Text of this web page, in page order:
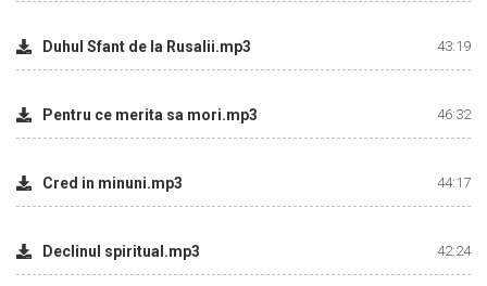
Duhul Sfant de la Rusalii.mp3 43:19
Pentru ce merita sa mori.mp3 46:32
Cred in minuni.mp3 44:17
Declinul spiritual.mp3 42:24